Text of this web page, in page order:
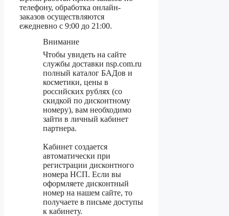
телефону, обработка онлайн-
заказов осуществляются
ежедневно с 9:00 до 21:00.
Внимание
Чтобы увидеть на сайте
службы доставки nsp.com.ru
полный каталог БАДов и
косметики, цены в
российских рублях (со
скидкой по дисконтному
номеру), вам необходимо
зайти в личный кабинет
партнера.
Кабинет создается
автоматически при
регистрации дисконтного
номера НСП. Если вы
оформляете дисконтный
номер на нашем сайте, то
получаете в письме доступы
к кабинету.